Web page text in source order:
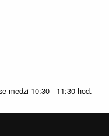
medzi 10:30 - 11:30 hod.